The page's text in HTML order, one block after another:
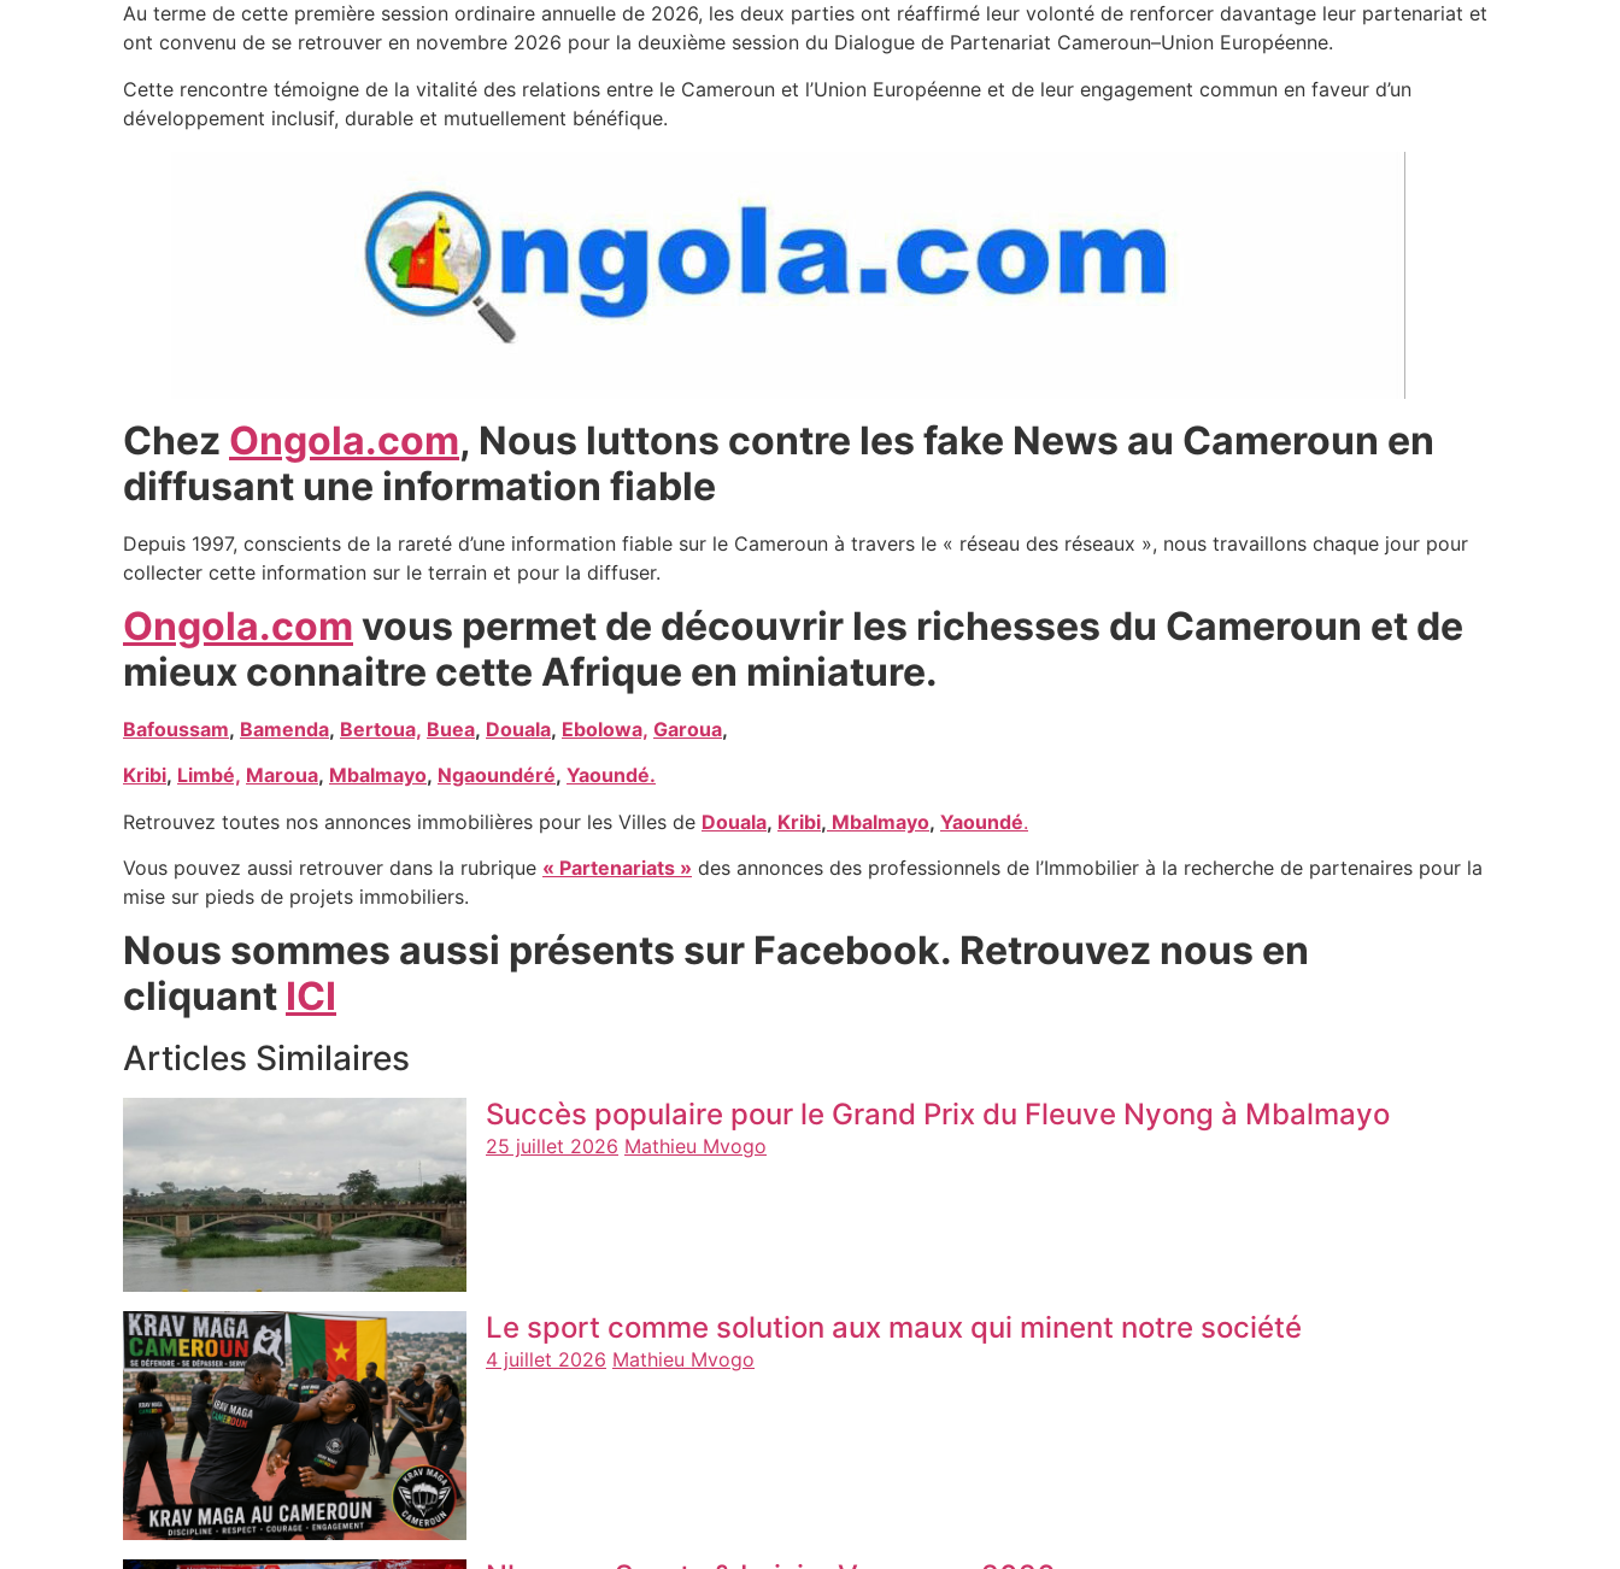
Au terme de cette première session ordinaire annuelle de 2026, les deux parties ont réaffirmé leur volonté de renforcer davantage leur partenariat et
ont convenu de se retrouver en novembre 2026 pour la deuxième session du Dialogue de Partenariat Cameroun–Union Européenne.
Cette rencontre témoigne de la vitalité des relations entre le Cameroun et l’Union Européenne et de leur engagement commun en faveur d’un
développement inclusif, durable et mutuellement bénéfique.
Chez Ongola.com, Nous luttons contre les fake News au Cameroun en
diffusant une information fiable
Depuis 1997, conscients de la rareté d’une information fiable sur le Cameroun à travers le « réseau des réseaux », nous travaillons chaque jour pour
collecter cette information sur le terrain et pour la diffuser.
Ongola.com vous permet de découvrir les richesses du Cameroun et de
mieux connaitre cette Afrique en miniature.
Bafoussam, Bamenda, Bertoua, Buea, Douala, Ebolowa, Garoua,
Kribi, Limbé, Maroua, Mbalmayo, Ngaoundéré, Yaoundé.
Retrouvez toutes nos annonces immobilières pour les Villes de Douala, Kribi, Mbalmayo, Yaoundé.
Vous pouvez aussi retrouver dans la rubrique « Partenariats » des annonces des professionnels de l’Immobilier à la recherche de partenaires pour la
mise sur pieds de projets immobiliers.
Nous sommes aussi présents sur Facebook. Retrouvez nous en
cliquant ICI
Articles Similaires
Succès populaire pour le Grand Prix du Fleuve Nyong à Mbalmayo
25 juillet 2026 Mathieu Mvogo
Le sport comme solution aux maux qui minent notre société
4 juillet 2026 Mathieu Mvogo